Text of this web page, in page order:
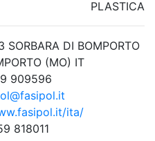
PLASTICA
SORBARA DI BOMPORTO
(MO) IT
909596
ita/
818011